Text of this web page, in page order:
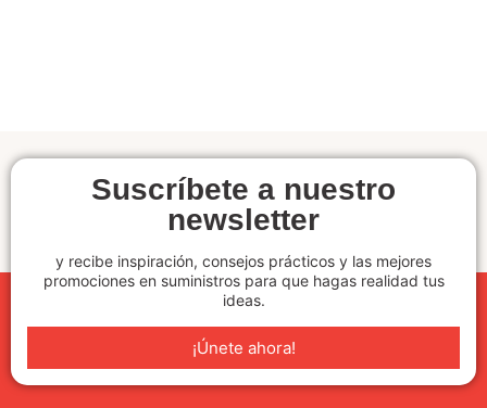
Suscríbete a nuestro
newsletter
y recibe inspiración, consejos prácticos y las mejores
promociones en suministros para que hagas realidad tus
ideas.
¡Únete ahora!